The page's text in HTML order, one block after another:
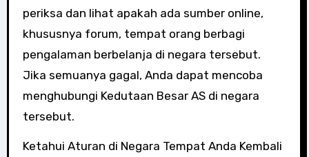
periksa dan lihat apakah ada sumber online,
khususnya forum, tempat orang berbagi
pengalaman berbelanja di negara tersebut.
Jika semuanya gagal, Anda dapat mencoba
menghubungi Kedutaan Besar AS di negara
tersebut.
Ketahui Aturan di Negara Tempat Anda Kembali